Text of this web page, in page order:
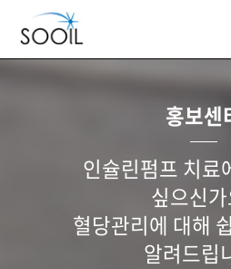
홍보센
인슐린펌프 치료
싶으신
혈당관리에 대해
알려드립